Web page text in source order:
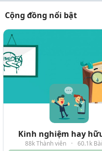
Cộng đồng nổi bật
Kinh nghiệm hay
88k Thành viên · 60.1k